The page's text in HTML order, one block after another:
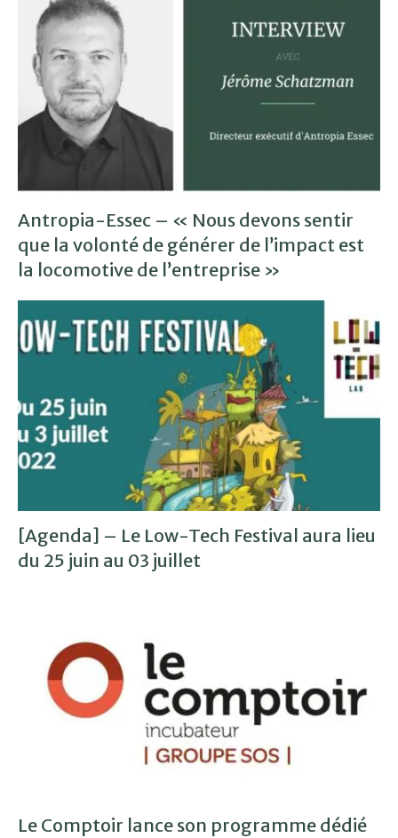
Antropia-Essec – « Nous devons sentir
que la volonté de générer de l’impact est
la locomotive de l’entreprise »
[Agenda] – Le Low-Tech Festival aura lieu
du 25 juin au 03 juillet
Le Comptoir lance son programme dédié